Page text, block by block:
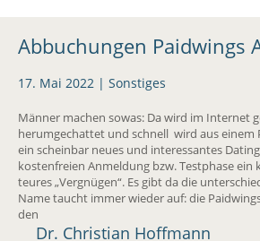
Abbuchungen Paidwings
17. Mai 2022 | Sonstiges
Männer machen sowas: Da wird im Internet
herumgechattet und schnell wird aus einem
ein scheinbar neues und interessantes
kostenfreien Anmeldung bzw. Testphase
teures „Vergnügen“. Es gibt da die
Name taucht immer wieder auf: die
den
Dr. Christian Hoffmann